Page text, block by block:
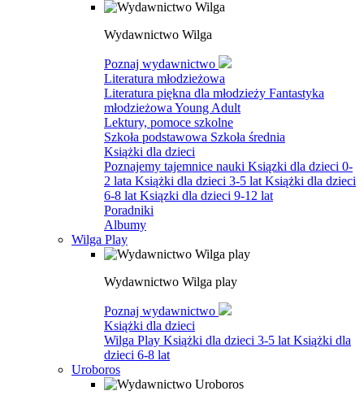
Wydawnictwo Wilga
Poznaj wydawnictwo
Literatura młodzieżowa
Literatura piękna dla młodzieży Fantastyka
młodzieżowa Young Adult
Lektury, pomoce szkolne
Szkoła podstawowa Szkoła średnia
Książki dla dzieci
Poznajemy tajemnice nauki Ksiązki dla dzieci 0-
2 lata Książki dla dzieci 3-5 lat Książki dla dzieci
6-8 lat Ksiązki dla dzieci 9-12 lat
Poradniki
Albumy
Wilga Play
Wydawnictwo Wilga play
Poznaj wydawnictwo
Książki dla dzieci
Wilga Play Książki dla dzieci 3-5 lat Książki dla
dzieci 6-8 lat
Uroboros